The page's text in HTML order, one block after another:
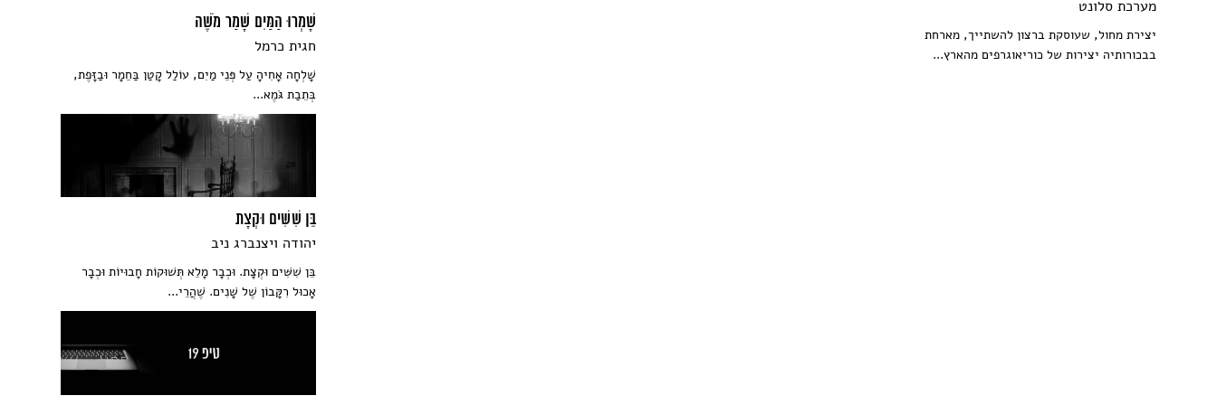
שָׁמְרוּ הַמַּיִם שָׁמַר מֹשֶׁה
חגית כרמל
שָׁלְחָה אָחִיהָ עַל פְּנֵי מַיִם, עוֹלַל קָטַן בַּחֵמָר וּבַזָּפֶת,
בְּתֵבַת גֹּמֶא...
בֵּן שִׁשִּׁים וּקְצָת
יהודה ויצנברג ניב
בֵּן שִׁשִּׁים וּקְצָת. וּכְבָר מָלֵא תְּשׁוּקוֹת חָבוּיוֹת וּכְבָר
אָכוּל רִקָּבוֹן שֶׁל שָׁנִים. שֶׁהֲרֵי...
מערכת סלונט
יצירת מחול, שעוסקת ברצון להשתייך, מארחת
בבכורותיה יצירות של כוריאוגרפים מהארץ...